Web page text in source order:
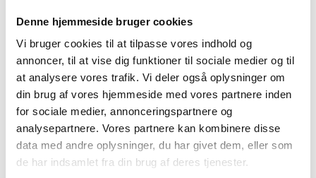
Denne hjemmeside bruger cookies
Vi bruger cookies til at tilpasse vores indhold og
annoncer, til at vise dig funktioner til sociale medier og til
at analysere vores trafik. Vi deler også oplysninger om
din brug af vores hjemmeside med vores partnere inden
for sociale medier, annonceringspartnere og
analysepartnere. Vores partnere kan kombinere disse
data med andre oplysninger, du har givet dem, eller som
de har indsamlet fra din brug af deres tjenester.